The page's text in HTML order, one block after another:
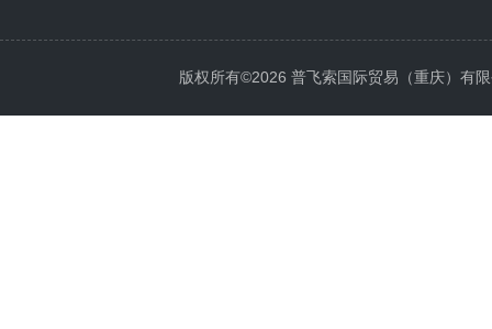
版权所有©2026 普飞索国际贸易（重庆）有